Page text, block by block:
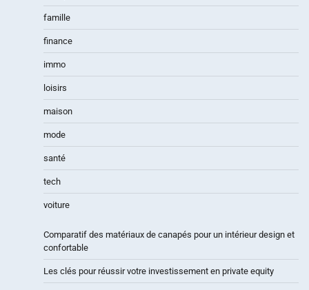
famille
finance
immo
loisirs
maison
mode
santé
tech
voiture
Comparatif des matériaux de canapés pour un intérieur design et
confortable
Les clés pour réussir votre investissement en private equity